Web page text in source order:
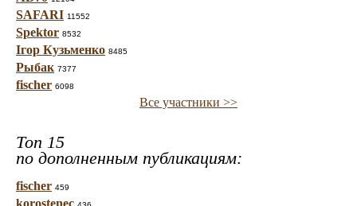
SAFARI 11552
Spektor 8532
Ігор Кузьменко 8485
Рыбак 7377
fischer 6098
Все участники >>
Топ 15
по дополненным публикациям:
fischer 459
korostenec